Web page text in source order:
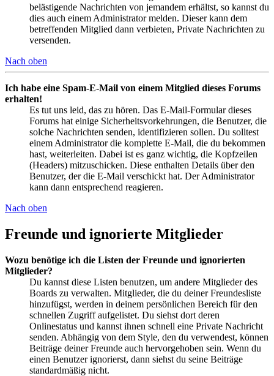
belästigende Nachrichten von jemandem erhältst, so kannst du
dies auch einem Administrator melden. Dieser kann dem
betreffenden Mitglied dann verbieten, Private Nachrichten zu
versenden.
Nach oben
Ich habe eine Spam-E-Mail von einem Mitglied dieses Forums
erhalten!
Es tut uns leid, das zu hören. Das E-Mail-Formular dieses
Forums hat einige Sicherheitsvorkehrungen, die Benutzer, die
solche Nachrichten senden, identifizieren sollen. Du solltest
einem Administrator die komplette E-Mail, die du bekommen
hast, weiterleiten. Dabei ist es ganz wichtig, die Kopfzeilen
(Headers) mitzuschicken. Diese enthalten Details über den
Benutzer, der die E-Mail verschickt hat. Der Administrator
kann dann entsprechend reagieren.
Nach oben
Freunde und ignorierte Mitglieder
Wozu benötige ich die Listen der Freunde und ignorierten
Mitglieder?
Du kannst diese Listen benutzen, um andere Mitglieder des
Boards zu verwalten. Mitglieder, die du deiner Freundesliste
hinzufügst, werden in deinem persönlichen Bereich für den
schnellen Zugriff aufgelistet. Du siehst dort deren
Onlinestatus und kannst ihnen schnell eine Private Nachricht
senden. Abhängig von dem Style, den du verwendest, können
Beiträge deiner Freunde auch hervorgehoben sein. Wenn du
einen Benutzer ignorierst, dann siehst du seine Beiträge
standardmäßig nicht.